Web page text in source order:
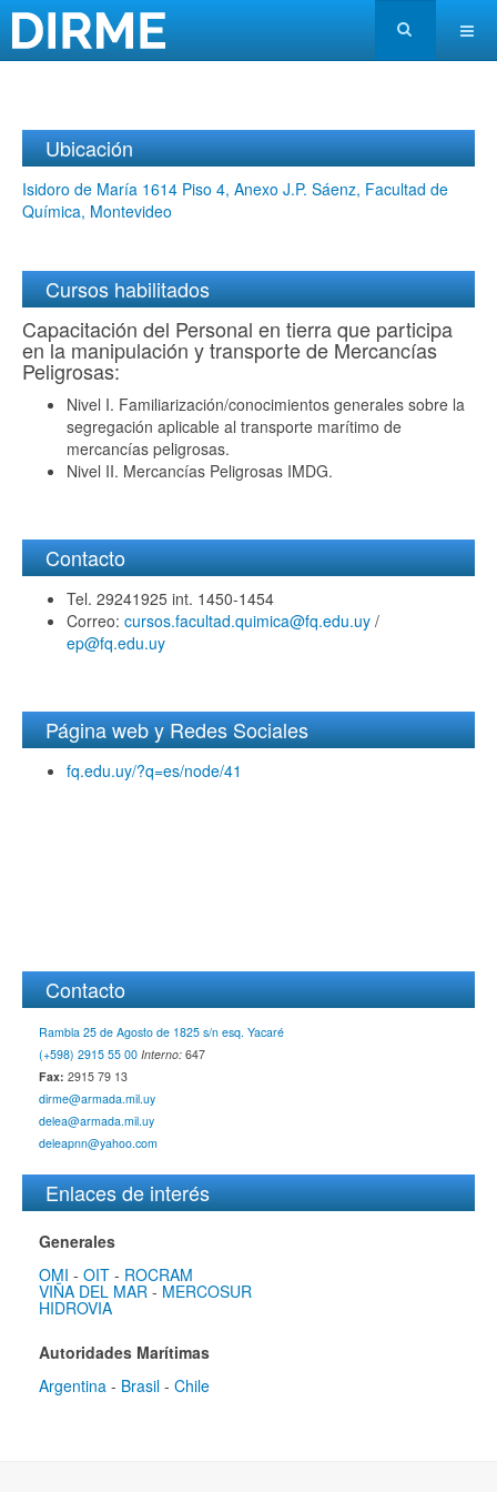
Ubicación
Isidoro de María 1614 Piso 4, Anexo J.P. Sáenz, Facultad de
Química, Montevideo
Cursos habilitados
Capacitación del Personal en tierra que participa
en la manipulación y transporte de Mercancías
Peligrosas:
Nivel I. Familiarización/conocimientos generales sobre la
segregación aplicable al transporte marítimo de
mercancías peligrosas.
Nivel II. Mercancías Peligrosas IMDG.
Contacto
Tel. 29241925 int. 1450-1454
Correo: cursos.facultad.quimica@fq.edu.uy /
ep@fq.edu.uy
Página web y Redes Sociales
fq.edu.uy/?q=es/node/41
Contacto
Rambla 25 de Agosto de 1825 s/n esq. Yacaré
(+598) 2915 55 00 Interno: 647
Fax: 2915 79 13
dirme@armada.mil.uy
delea@armada.mil.uy
deleapnn@yahoo.com
Enlaces de interés
Generales
OMI - OIT - ROCRAM
VIÑA DEL MAR - MERCOSUR
HIDROVIA
Autoridades Marítimas
Argentina - Brasil - Chile